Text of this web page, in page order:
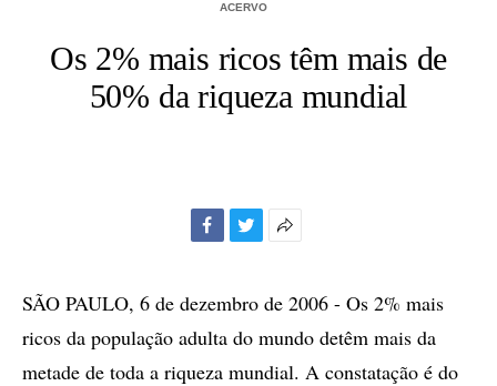
ACERVO
Os 2% mais ricos têm mais de
50% da riqueza mundial
compartilhamento
SÃO PAULO, 6 de dezembro de 2006 - Os 2% mais
ricos da população adulta do mundo detêm mais da
metade de toda a riqueza mundial. A constatação é do